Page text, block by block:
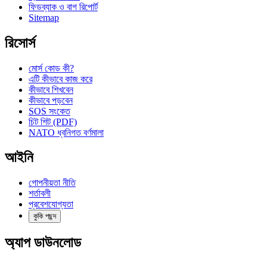
ফিডব্যাক ও বাগ রিপোর্ট
Sitemap
রিসোর্স
মোর্স কোড কী?
এটি কীভাবে কাজ করে
কীভাবে শিখবেন
কীভাবে পড়বেন
SOS সংকেত
চিট শিট (PDF)
NATO ধ্বনিগত বর্ণমালা
আইনি
গোপনীয়তা নীতি
শর্তাবলী
প্রবেশযোগ্যতা
কুকি পছন্দ
অ্যাপ ডাউনলোড